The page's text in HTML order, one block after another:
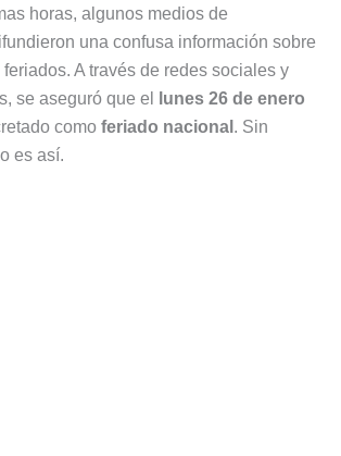
horas, algunos medios de
una confusa información sobre
A través de redes sociales y
se aseguró que el
lunes 26 de enero
como feriado nacional . Sin
es así.